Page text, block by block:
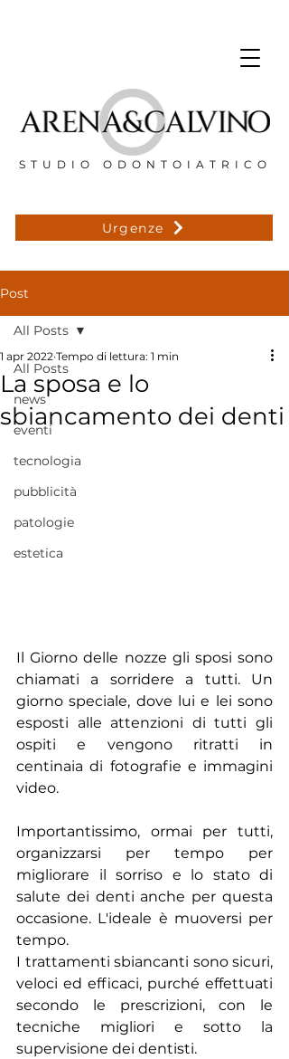
STUDIO ODONTOIATRICO
Urgenze
Post
All Posts
news
eventi
tecnologia
pubblicità
patologie
estetica
All Posts
La sposa e lo
sbiancamento dei denti
1 apr 2022 Tempo di lettura: 1 min
Il Giorno delle nozze gli sposi sono
chiamati a sorridere a tutti. Un
giorno speciale, dove lui e lei sono
esposti alle attenzioni di tutti gli
ospiti e vengono ritratti in
centinaia di fotografie e immagini
video.
Importantissimo, ormai per tutti,
organizzarsi per tempo per
migliorare il sorriso e lo stato di
salute dei denti anche per questa
occasione. L'ideale è muoversi per
tempo.
I trattamenti sbiancanti sono sicuri,
veloci ed efficaci, purché effettuati
secondo le prescrizioni, con le
tecniche migliori e sotto la
supervisione dei dentisti.